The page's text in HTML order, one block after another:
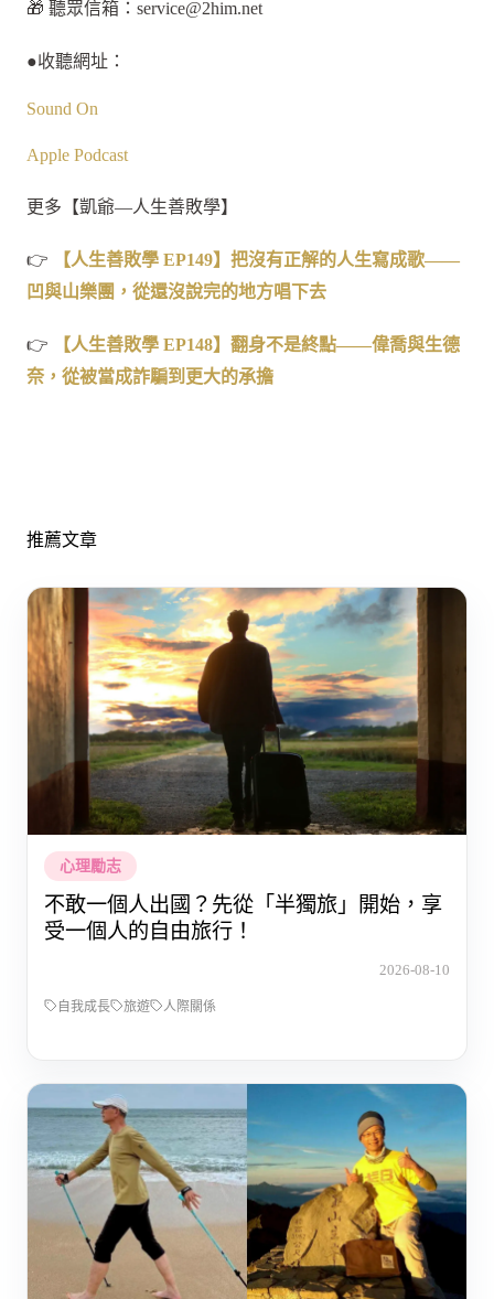
🎁 聽眾信箱： service@2him.net
●收聽網址：
Sound On
Apple Podcast
更多【凱爺—人生善敗學】
👉 【人生善敗學 EP149】把沒有正解的人生寫成歌——
凹與山樂團，從還沒說完的地方唱下去
👉 【人生善敗學 EP148】翻身不是終點——偉喬與生德
奈，從被當成詐騙到更大的承擔
推薦文章
心理勵志
不敢一個人出國？先從「半獨旅」開始，享
受一個人的自由旅行！
2026-08-10
自我成長 旅遊 人際關係